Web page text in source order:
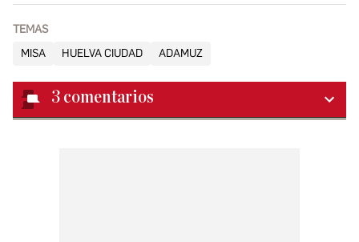
TEMAS
MISA
HUELVA CIUDAD ADAMUZ
3 comentarios